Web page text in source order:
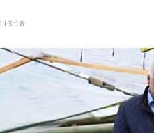
13:18